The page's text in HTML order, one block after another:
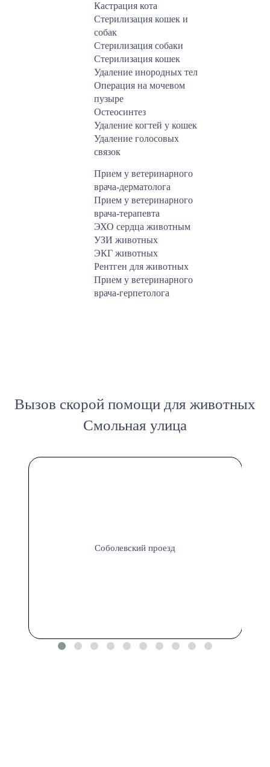
Кастрация кота
Стерилизация кошек и
собак
Стерилизация собаки
Стерилизация кошек
Удаление инородных тел
Операция на мочевом
пузыре
Остеосинтез
Удаление когтей у кошек
Удаление голосовых
связок
Прием у ветеринарного
врача-дерматолога
Прием у ветеринарного
врача-терапевта
ЭХО сердца животным
УЗИ животных
ЭКГ животных
Рентген для животных
Прием у ветеринарного
врача-герпетолога
Вызов скорой помощи для животных
Смольная улица
Соболевский проезд